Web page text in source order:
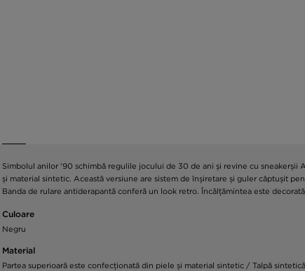
Simbolul anilor '90 schimbă regulile jocului de 30 de ani și revine cu
și material sintetic. Această versiune are sistem de înșiretare și guler căptușit
Banda de rulare antiderapantă conferă un look retro. Încălțămintea este
Culoare
Negru
Material
Partea superioară este confecționată din piele și material sintetic / Talpă sintetică